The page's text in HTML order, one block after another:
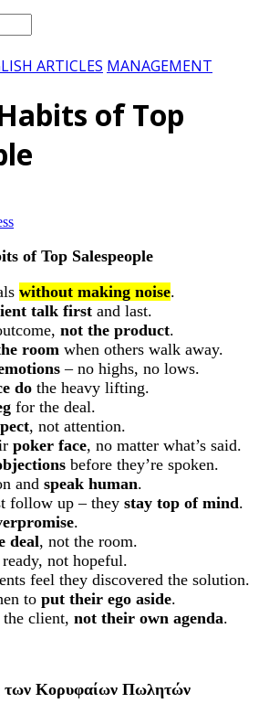
ARTICLES MANAGEMENT
of Top
of Top Salespeople
without making noise.
talk first and last.
not the product.
room when others walk away.
– no highs, no lows.
do the heavy lifting.
for the deal.
, not attention.
poker face, no matter what’s said.
before they’re spoken.
and speak human.
follow up – they stay top of mind.
.
deal, not the room.
not hopeful.
feel they discovered the solution.
to put their ego aside.
client, not their own agenda.
των Κορυφαίων Πωλητών